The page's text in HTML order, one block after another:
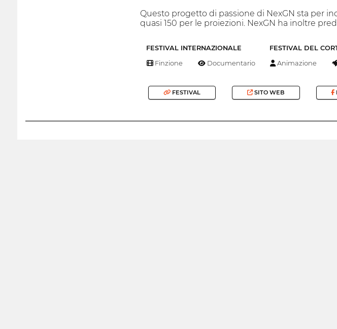
Questo progetto di passione di NexGN sta per
quasi 150 per le proiezioni. NexGN ha inoltre
FESTIVAL INTERNAZIONALE FESTIVAL DEL
Finzione Documentario Animazione
FESTIVAL SITO WEB